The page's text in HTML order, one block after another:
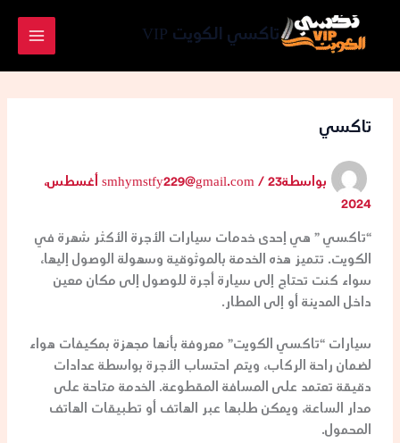
المحتوى
تاكسي الكويت VIP
تاكسي
بواسطة smhymstfy229@gmail.com/
23 أغسطس،
2024
“تاكسي ” هي إحدى خدمات سيارات الأجرة الأكثر شهرة في
الكويت. تتميز هذه الخدمة بالموثوقية وسهولة الوصول إليها،
سواء كنت تحتاج إلى سيارة أجرة للوصول إلى مكان معين
داخل المدينة أو إلى المطار.
سيارات “تاكسي الكويت” معروفة بأنها مجهزة بمكيفات هواء
لضمان راحة الركاب، ويتم احتساب الأجرة بواسطة عدادات
دقيقة تعتمد على المسافة المقطوعة. الخدمة متاحة على
مدار الساعة، ويمكن طلبها عبر الهاتف أو تطبيقات الهاتف
المحمول.